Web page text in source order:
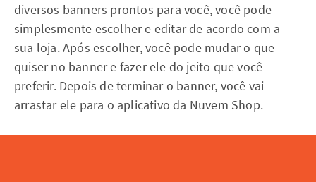
diversos banners prontos para você, você pode
simplesmente escolher e editar de acordo com a
sua loja. Após escolher, você pode mudar o que
quiser no banner e fazer ele do jeito que você
preferir. Depois de terminar o banner, você vai
arrastar ele para o aplicativo da Nuvem Shop.